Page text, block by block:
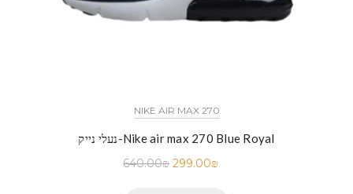
NIKE AIR MAX 270
נעלי נייק-Nike air max 270 Blue Royal
640.00₪ 299.00₪